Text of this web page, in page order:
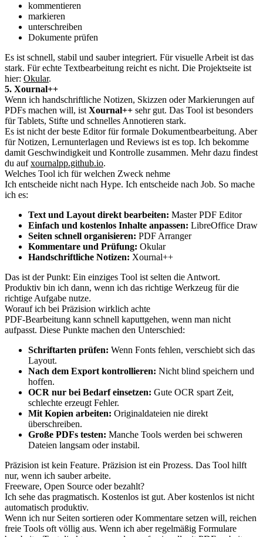
kommentieren
markieren
unterschreiben
Dokumente prüfen
Es ist schnell, stabil und sauber integriert. Für visuelle Arbeit ist das
stark. Für echte Textbearbeitung reicht es nicht. Die Projektseite ist
hier: Okular.
5. Xournal++
Wenn ich handschriftliche Notizen, Skizzen oder Markierungen auf
PDFs machen will, ist Xournal++ sehr gut. Das Tool ist besonders
für Tablets, Stifte und schnelles Annotieren stark.
Es ist nicht der beste Editor für formale Dokumentbearbeitung. Aber
für Notizen, Lernunterlagen und Reviews ist es top. Ich bekomme
damit Geschwindigkeit und Kontrolle zusammen. Mehr dazu findest
du aufxournalpp.github.io.
Welches Tool ich für welchen Zweck nehme
Ich entscheide nicht nach Hype. Ich entscheide nach Job. So mache
ich es:
Text und Layout direkt bearbeiten: Master PDF Editor
Einfach und kostenlos Inhalte anpassen: LibreOffice Draw
Seiten schnell organisieren: PDF Arranger
Kommentare und Prüfung: Okular
Handschriftliche Notizen: Xournal++
Das ist der Punkt: Ein einziges Tool ist selten die Antwort.
Produktiv bin ich dann, wenn ich das richtige Werkzeug für die
richtige Aufgabe nutze.
Worauf ich bei Präzision wirklich achte
PDF-Bearbeitung kann schnell kaputtgehen, wenn man nicht
aufpasst. Diese Punkte machen den Unterschied:
Schriftarten prüfen: Wenn Fonts fehlen, verschiebt sich das
Layout.
Nach dem Export kontrollieren: Nicht blind speichern und
hoffen.
OCR nur bei Bedarf einsetzen: Gute OCR spart Zeit,
schlechte erzeugt Fehler.
Mit Kopien arbeiten: Originaldateien nie direkt
überschreiben.
Große PDFs testen: Manche Tools werden bei schweren
Dateien langsam oder instabil.
Präzision ist kein Feature. Präzision ist ein Prozess. Das Tool hilft
nur, wenn ich sauber arbeite.
Freeware, Open Source oder bezahlt?
Ich sehe das pragmatisch. Kostenlos ist gut. Aber kostenlos ist nicht
automatisch produktiv.
Wenn ich nur Seiten sortieren oder Kommentare setzen will, reichen
freie Tools oft völlig aus. Wenn ich aber regelmäßig Formulare